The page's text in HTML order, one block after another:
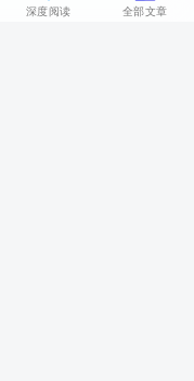
深度阅读 全部文章